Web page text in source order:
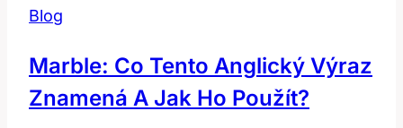
Blog
Marble: Co Tento Anglický Výraz
Znamená A Jak Ho Použít?